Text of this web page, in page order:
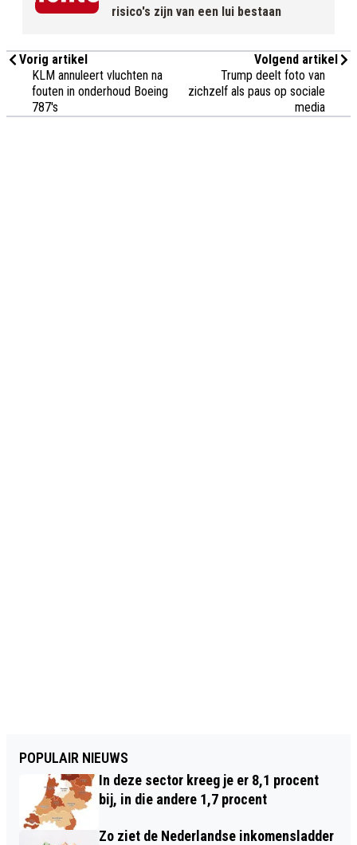
risico's zijn van een lui bestaan
Vorig artikel
KLM annuleert vluchten na
fouten in onderhoud Boeing
787's
Volgend artikel
Trump deelt foto van
zichzelf als paus op sociale
media
POPULAIR NIEUWS
In deze sector kreeg je er 8,1 procent
bij, in die andere 1,7 procent
Zo ziet de Nederlandse inkomensladder